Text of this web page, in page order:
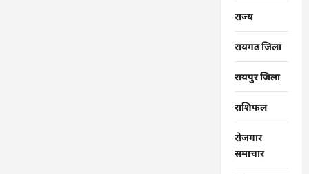
राज्‍य
रायगढ जिला
रायपुर जिला
राशिफल
रोजगार
समाचार